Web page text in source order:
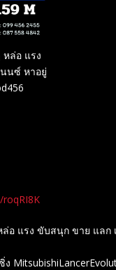
หล่อ แรง
นซ์ หาอยู่
ล่อ แรง ขับสนุก ขาย แล